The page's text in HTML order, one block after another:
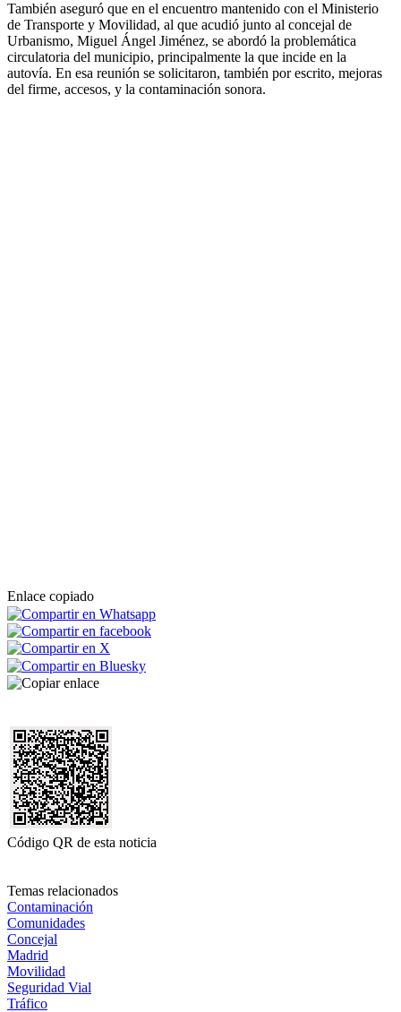
También aseguró que en el encuentro mantenido con el Ministerio
de Transporte y Movilidad, al que acudió junto al concejal de
Urbanismo, Miguel Ángel Jiménez, se abordó la problemática
circulatoria del municipio, principalmente la que incide en la
autovía. En esa reunión se solicitaron, también por escrito, mejoras
del firme, accesos, y la contaminación sonora.
Enlace copiado
Código QR de esta noticia
Temas relacionados
Contaminación
Comunidades
Concejal
Madrid
Movilidad
Seguridad Vial
Tráfico